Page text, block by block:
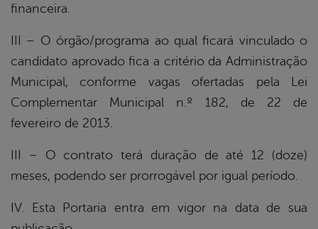
financeira.
III – O órgão/programa ao qual ficará vinculado o
candidato aprovado fica a critério da Administração
Municipal, conforme vagas ofertadas pela Lei
Complementar Municipal n.º 182, de 22 de
fevereiro de 2013.
III – O contrato terá duração de até 12 (doze)
meses, podendo ser prorrogável por igual período.
IV. Esta Portaria entra em vigor na data de sua